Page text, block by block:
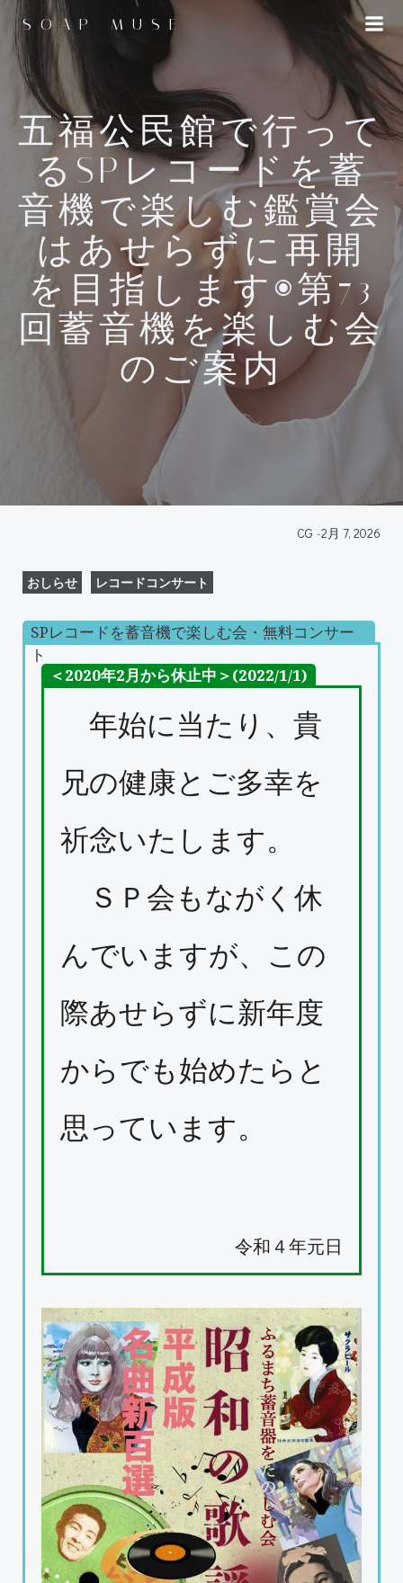
ツ
へ
ス
キ
プ
SOAP MUSE
五福公民館で行って
るSPレコードを蓄
音機で楽しむ鑑賞会
はあせらずに再開
を目指します◉第73
回蓄音機を楽しむ会
のご案内
CG -2月 7, 2026
おしらせ レコードコンサート
SPレコードを蓄音機で楽しむ会・無料コンサー
ト
＜2020年2月から休止中＞(2022/1/1)
年始に当たり、貴
兄の健康とご多幸を
祈念いたします。
ＳＰ会もながく休
んでいますが、この
際あせらずに新年度
からでも始めたらと
思っています。
令和４年元日